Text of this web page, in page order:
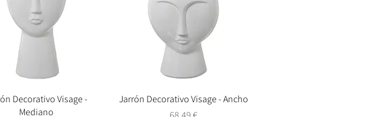
Vista rápida
Decorativo Visage -
Mediano
Vista rápida
Jarrón Decorativo Visage - Ancho
Precio